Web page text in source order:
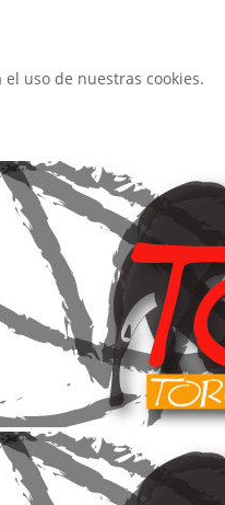
uso de nuestras cookies.